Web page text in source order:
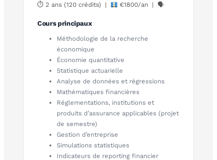
⏱ 2 ans (120 crédits) | €1800/an | 🗣
Cours principaux
Méthodologie de la recherche
économique
Économie quantitative
Statistique actuarielle
Analyse de données et régressions
Mathématiques financières
Réglementations, institutions et
produits d’assurance applicables (projet
de semestre)
Gestion d’entreprise
Simulations statistiques
Indicateurs de reporting financier